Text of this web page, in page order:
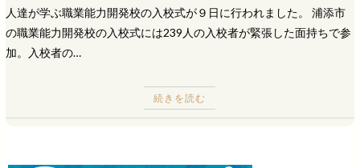
人達が学ぶ職業能力開発校の入校式が９日に行われました。 浦添市
の職業能力開発校の入校式には239人の入校者が緊張した面持ちで参
加。入校者の…
続きを読む